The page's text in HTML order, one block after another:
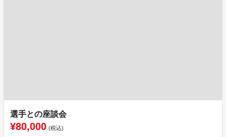
選手との座談会
¥80,000 (税込)